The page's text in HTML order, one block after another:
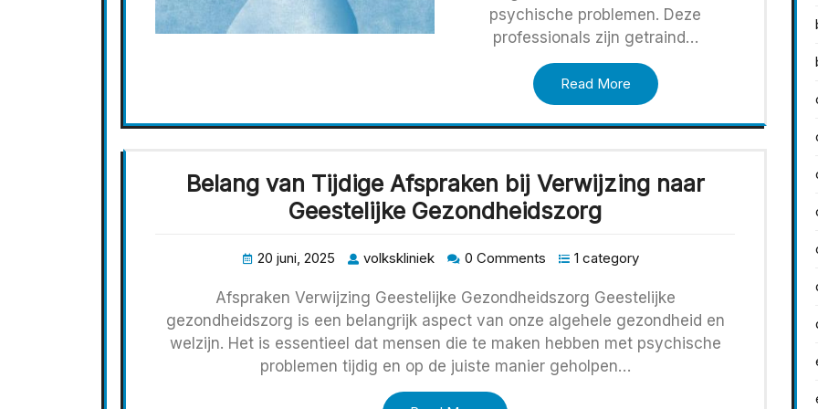
psychische problemen. Deze
professionals zijn getraind…
Read More
Belang van Tijdige Afspraken bij Verwijzing naar
Geestelijke Gezondheidszorg
20 juni, 2025 volkskliniek 0 Comments 1 category
Afspraken Verwijzing Geestelijke Gezondheidszorg Geestelijke
gezondheidszorg is een belangrijk aspect van onze algehele gezondheid en
welzijn. Het is essentieel dat mensen die te maken hebben met psychische
problemen tijdig en op de juiste manier geholpen…